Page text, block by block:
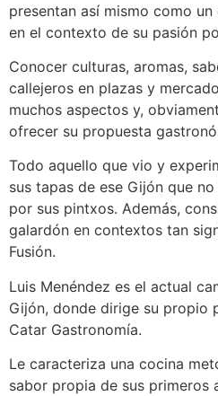
presentan así mismo como
en el contexto de su pasión
Conocer culturas, aromas,
callejeros en plazas y
muchos aspectos y,
ofrecer su propuesta
Todo aquello que vio y
sus tapas de ese Gijón que
por sus pintxos. Además,
galardón en contextos tan
Fusión.
Luis Menéndez es el actual
Gijón, donde dirige su propio
Catar Gastronomía.
Le caracteriza una cocina
sabor propia de sus primeros